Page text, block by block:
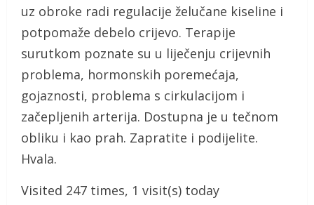
uz obroke radi regulacije želučane kiseline i
potpomaže debelo crijevo. Terapije
surutkom poznate su u liječenju crijevnih
problema, hormonskih poremećaja,
gojaznosti, problema s cirkulacijom i
začepljenih arterija. Dostupna je u tečnom
obliku i kao prah. Zapratite i podijelite.
Hvala.
Visited 247 times, 1 visit(s) today